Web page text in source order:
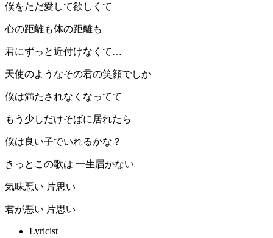
僕をただ愛して欲しくて
️心の距離も体の距離も
君にずっと近付けなくて…
天使のようなその君の笑顔でしか
僕は満たされなくなってて
もう少しだけそばに居れたら
僕は良い子でいれるかな？
きっとこの歌は 一生届かない
気味悪い 片思い
君が悪い 片思い
Lyricist